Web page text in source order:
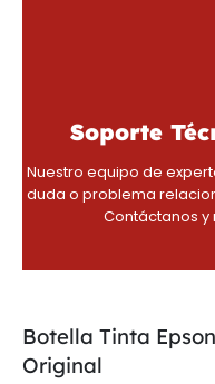
Soporte
Nuestro equipo de
duda o problema
Contáctanos
Botella Tinta
Original